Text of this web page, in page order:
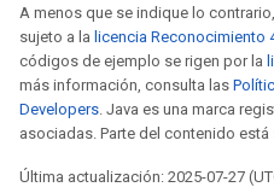
A menos que se indique lo
sujeto a la licencia Reconocimiento
códigos de ejemplo se rigen por la
más información, consulta las
Developers. Java es una marca
asociadas. Parte del contenido está
Última actualización: 2025-07-27